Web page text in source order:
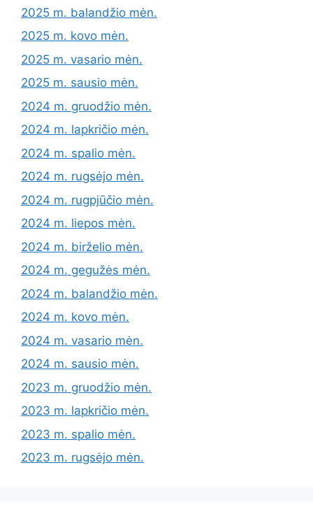
2025 m. balandžio mėn.
2025 m. kovo mėn.
2025 m. vasario mėn.
2025 m. sausio mėn.
2024 m. gruodžio mėn.
2024 m. lapkričio mėn.
2024 m. spalio mėn.
2024 m. rugsėjo mėn.
2024 m. rugpjūčio mėn.
2024 m. liepos mėn.
2024 m. birželio mėn.
2024 m. gegužės mėn.
2024 m. balandžio mėn.
2024 m. kovo mėn.
2024 m. vasario mėn.
2024 m. sausio mėn.
2023 m. gruodžio mėn.
2023 m. lapkričio mėn.
2023 m. spalio mėn.
2023 m. rugsėjo mėn.